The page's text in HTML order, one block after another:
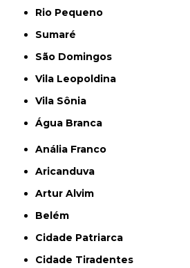
Rio Pequeno
Sumaré
São Domingos
Vila Leopoldina
Vila Sônia
Água Branca
Anália Franco
Aricanduva
Artur Alvim
Belém
Cidade Patriarca
Cidade Tiradentes